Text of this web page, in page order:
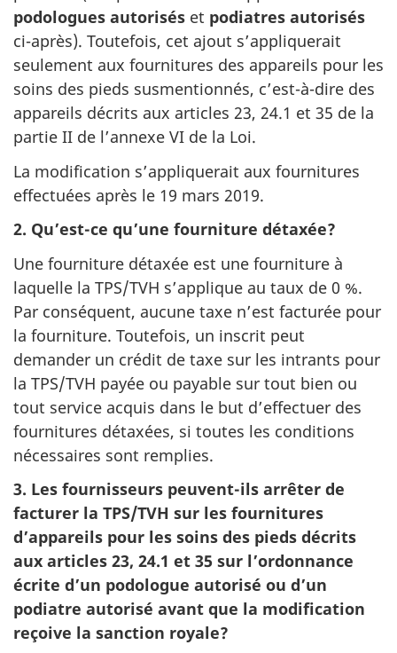
podologues autorisés et podiatres autorisés
ci-après). Toutefois, cet ajout s’appliquerait
seulement aux fournitures des appareils pour les
soins des pieds susmentionnés, c’est-à-dire des
appareils décrits aux articles 23, 24.1 et 35 de la
partie II de l’annexe VI de la Loi.
La modification s’appliquerait aux fournitures
effectuées après le 19 mars 2019.
2. Qu’est-ce qu’une fourniture détaxée?
Une fourniture détaxée est une fourniture à
laquelle la TPS/TVH s’applique au taux de 0 %.
Par conséquent, aucune taxe n’est facturée pour
la fourniture. Toutefois, un inscrit peut
demander un crédit de taxe sur les intrants pour
la TPS/TVH payée ou payable sur tout bien ou
tout service acquis dans le but d’effectuer des
fournitures détaxées, si toutes les conditions
nécessaires sont remplies.
3. Les fournisseurs peuvent-ils arrêter de
facturer la TPS/TVH sur les fournitures
d’appareils pour les soins des pieds décrits
aux articles 23, 24.1 et 35 sur l’ordonnance
écrite d’un podologue autorisé ou d’un
podiatre autorisé avant que la modification
reçoive la sanction royale?